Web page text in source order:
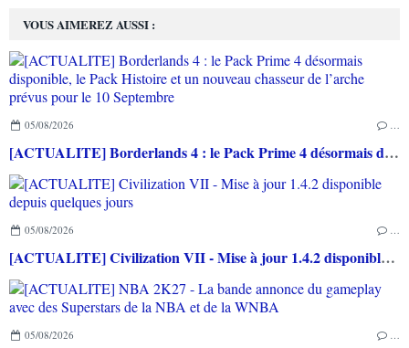
VOUS AIMEREZ AUSSI :
05/08/2026
[ACTUALITE] Borderlands 4 : le Pack Prime 4 désormais disponible, le Pack Histoire et un nouveau chasseur de l’arche prévus pour le 10 Septembre
05/08/2026
[ACTUALITE] Civilization VII - Mise à jour 1.4.2 disponible depuis quelques jours
05/08/2026